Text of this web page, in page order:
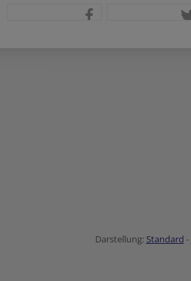
Darstellung: Standard -